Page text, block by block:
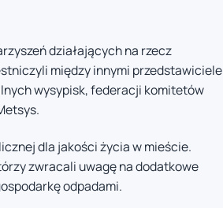
działających na rzecz
między innymi przedstawiciele
wysypisk, federacji komitetów
dla jakości życia w mieście.
zwracali uwagę na dodatkowe
odpadami.